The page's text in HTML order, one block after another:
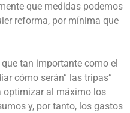
que medidas podemos
reforma, por mínima que
tan importante como el
cómo serán” las tripas”
optimizar al máximo los
y, por tanto, los gastos